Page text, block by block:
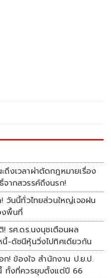
งเวลาผ่าตัดกฎหมายเรื่อง
ากสวรรค์ถึงนรก!
วันนี้ทั่วไทยส่วนใหญ่เจอฝน
พื้นที่
รศ.ดร.นงนุชเตือนผล
-ดัชนีหุ้นวิ่งไปทิศเดียวกัน
! ข้องใจ สำนักงาน ป.ย.ป.
ทั้งที่ควรยุบตั้งแต่ปี 66